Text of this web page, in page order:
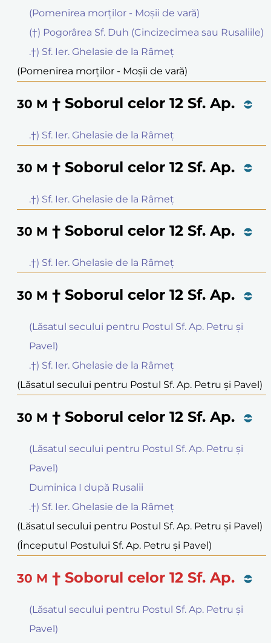
(Pomenirea morților - Moșii de vară)
(†) Pogorârea Sf. Duh (Cincizecimea sau Rusaliile)
.†) Sf. Ier. Ghelasie de la Râmeţ
(Pomenirea morților - Moșii de vară)
30 M † Soborul celor 12 Sf. Ap.
.†) Sf. Ier. Ghelasie de la Râmeţ
30 M † Soborul celor 12 Sf. Ap.
.†) Sf. Ier. Ghelasie de la Râmeţ
30 M † Soborul celor 12 Sf. Ap.
.†) Sf. Ier. Ghelasie de la Râmeţ
30 M † Soborul celor 12 Sf. Ap.
(Lăsatul secului pentru Postul Sf. Ap. Petru și
Pavel)
.†) Sf. Ier. Ghelasie de la Râmeţ
(Lăsatul secului pentru Postul Sf. Ap. Petru și Pavel)
30 M † Soborul celor 12 Sf. Ap.
(Lăsatul secului pentru Postul Sf. Ap. Petru și
Pavel)
Duminica I după Rusalii
.†) Sf. Ier. Ghelasie de la Râmeţ
(Lăsatul secului pentru Postul Sf. Ap. Petru și Pavel)
(Începutul Postului Sf. Ap. Petru și Pavel)
30 M † Soborul celor 12 Sf. Ap.
(Lăsatul secului pentru Postul Sf. Ap. Petru și
Pavel)